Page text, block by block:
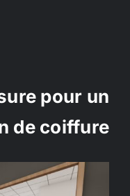
pour un
de coiffure